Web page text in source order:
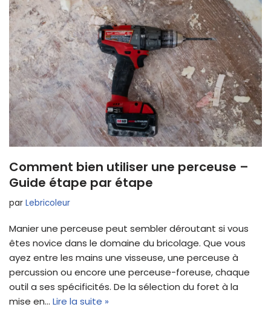
Comment bien utiliser une perceuse –
Guide étape par étape
par Lebricoleur
Manier une perceuse peut sembler déroutant si vous
êtes novice dans le domaine du bricolage. Que vous
ayez entre les mains une visseuse, une perceuse à
percussion ou encore une perceuse-foreuse, chaque
outil a ses spécificités. De la sélection du foret à la
mise en… Lire la suite »